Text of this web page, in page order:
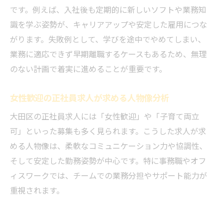
です。例えば、入社後も定期的に新しいソフトや業務知
識を学ぶ姿勢が、キャリアアップや安定した雇用につな
がります。失敗例として、学びを途中でやめてしまい、
業務に適応できず早期離職するケースもあるため、無理
のない計画で着実に進めることが重要です。
女性歓迎の正社員求人が求める人物像分析
大田区の正社員求人には「女性歓迎」や「子育て両立
可」といった募集も多く見られます。こうした求人が求
める人物像は、柔軟なコミュニケーション力や協調性、
そして安定した勤務姿勢が中心です。特に事務職やオフ
ィスワークでは、チームでの業務分担やサポート能力が
重視されます。